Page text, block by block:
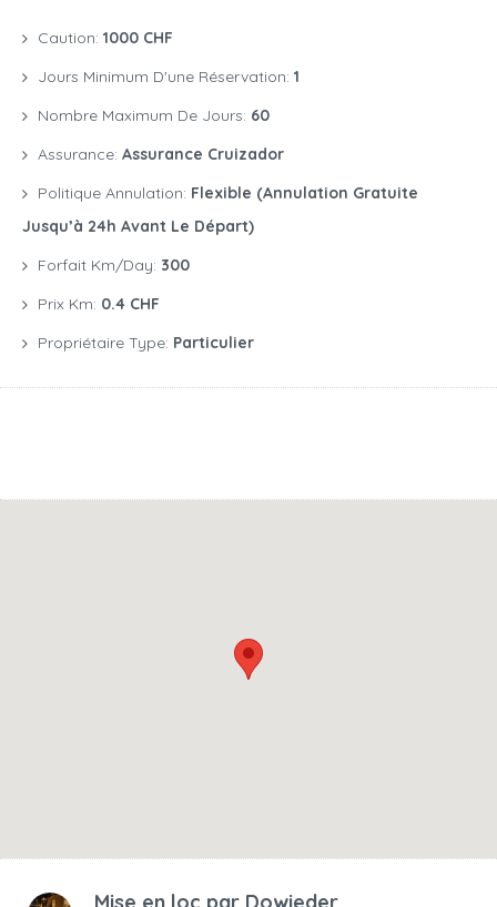
Caution: 1000 CHF
Jours Minimum D'une Réservation: 1
Nombre Maximum De Jours: 60
Assurance: Assurance Cruizador
Politique Annulation: Flexible (annulation Gratuite
Jusqu’à 24h Avant Le Départ)
Forfait Km/day: 300
Prix Km: 0.4 CHF
Propriétaire Type: Particulier
Mise en loc par Dowieder